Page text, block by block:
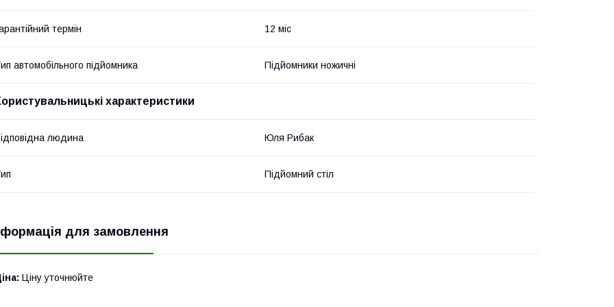
термін 12 міс
автомобільного підйомника Підйомники ножичні
характеристики
людина Юля Рибак
Підйомний стіл
для замовлення
Ціну уточнюйте